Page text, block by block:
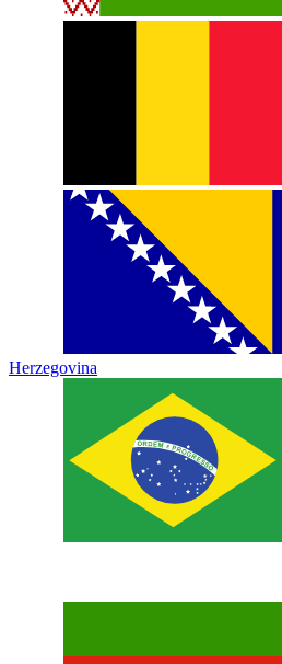
Herzegovina